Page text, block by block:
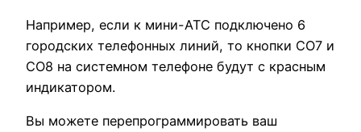
Например, если к мини-АТС подключено 6
городских телефонных линий, то кнопки CO7 и
CO8 на системном телефоне будут с красным
индикатором.
Вы можете перепрограммировать ваш